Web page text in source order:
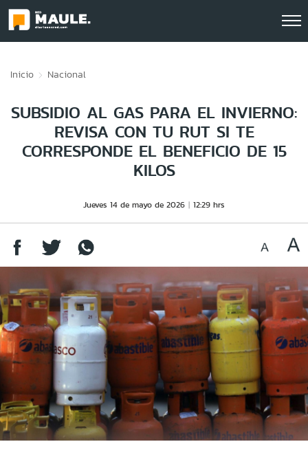
Inicio Nacional
SUBSIDIO AL GAS PARA EL INVIERNO:
REVISA CON TU RUT SI TE
CORRESPONDE EL BENEFICIO DE 15
KILOS
Jueves 14 de mayo de 2026 12:29 hrs